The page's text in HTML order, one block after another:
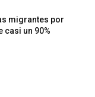
migrantes por
casi un 90%